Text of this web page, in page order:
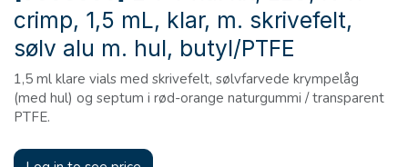
crimp, 1,5 mL, klar, m. skrivefelt,
sølv alu m. hul, butyl/PTFE
1,5 ml klare vials med skrivefelt, sølvfarvede krympelåg
(med hul) og septum i rød-orange naturgummi / transparent
PTFE.